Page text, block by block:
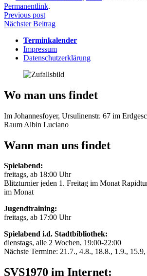
Permanentlink.
Beitragsnavigation
Previous post
Nächster Beitrag
Terminkalender
Impressum
Datenschutzerklärung
Wo man uns findet
Im Johannesfoyer, Ursulinenstr. 67 im
Raum Albin Luciano
Wann man uns findet
Spielabend:
freitags, ab 18:00 Uhr
Blitzturnier jeden 1. Freitag im Monat
im Monat
Jugendtraining:
freitags, ab 17:00 Uhr
Spielabend i.d. Stadtbibliothek:
dienstags, alle 2 Wochen, 19:00-22:00
Nächste Termine: 21.7., 4.8., 18.8., 1.9., 15.9,
SVS1970 im Internet: